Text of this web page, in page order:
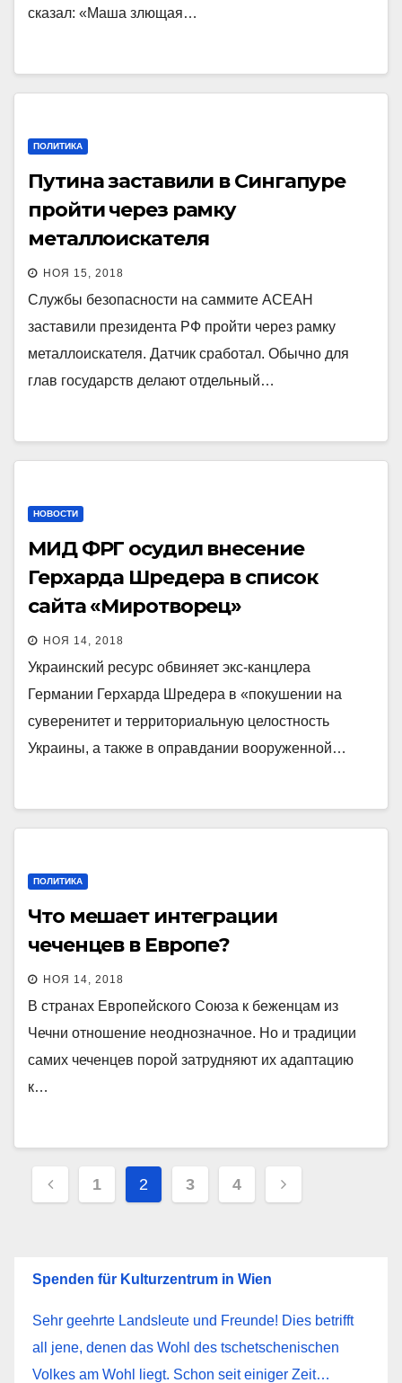
сказал: «Маша злющая…
ПОЛИТИКА
Путина заставили в Сингапуре
пройти через рамку
металлоискателя
НОЯ 15, 2018
Службы безопасности на саммите АСЕАН
заставили президента РФ пройти через рамку
металлоискателя. Датчик сработал. Обычно для
глав государств делают отдельный…
НОВОСТИ
МИД ФРГ осудил внесение
Герхарда Шредера в список
сайта «Миротворец»
НОЯ 14, 2018
Украинский ресурс обвиняет экс-канцлера
Германии Герхарда Шредера в «покушении на
суверенитет и территориальную целостность
Украины, а также в оправдании вооруженной…
ПОЛИТИКА
Что мешает интеграции
чеченцев в Европе?
НОЯ 14, 2018
В странах Европейского Союза к беженцам из
Чечни отношение неоднозначное. Но и традиции
самих чеченцев порой затрудняют их адаптацию
к…
Пагинация
записей
1 2 3 4
Spenden für Kulturzentrum in Wien
Sehr geehrte Landsleute und Freunde! Dies betrifft
all jene, denen das Wohl des tschetschenischen
Volkes am Wohl liegt. Schon seit einiger Zeit…